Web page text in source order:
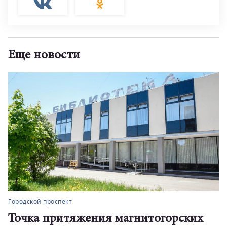
Еще новости
Городской проспект
Точка притяжения магнитогорских